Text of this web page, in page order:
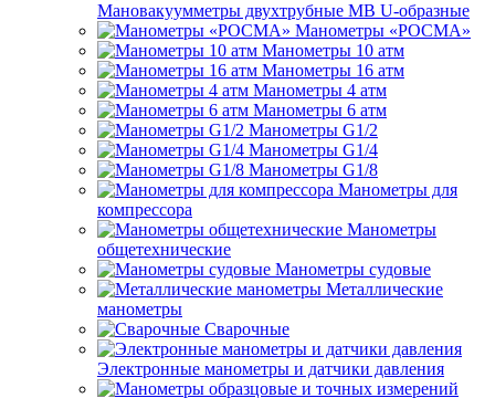
Мановакуумметры двухтрубные МВ U-образные
Манометры «РОСМА»
Манометры 10 атм
Манометры 16 атм
Манометры 4 атм
Манометры 6 атм
Манометры G1/2
Манометры G1/4
Манометры G1/8
Манометры для
компрессора
Манометры
общетехнические
Манометры судовые
Металлические
манометры
Сварочные
Электронные манометры и датчики давления